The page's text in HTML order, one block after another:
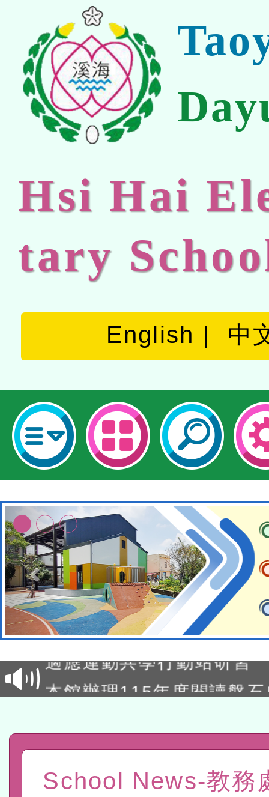
Hsi Hai
tary
English 中
本校115學年度第2次代理
本館辦理115年度閱讀磐
「數位內容與教學軟體線
School News-教務